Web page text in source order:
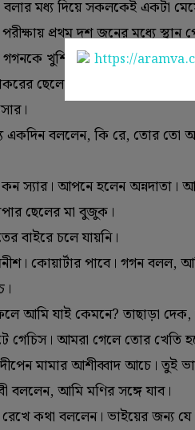
মধ্য দিয়ে সকলকেই একটা
প্রথম দশ জনের মধ্যে স্থান
খুশি রাখতে বাধা দেননি।
ছেলে একেবারে অফিসার
একদিন বললেন, কি রে, তোর
স্যার। আপনে হলেন
ছেলের মা বুজুক।
বাইরে চলে যায়নি।
কোয়ার্টার পাবে। গগন
আমি যাই কেমনে? তাছাড়া
আমরা গেলে তোর খেতি
মামার আশীব্বাদ আচে। তুই
বললেন, আমি মণির সঙ্গে যাব।
কথা বললেন। ভাইয়ের জন্য